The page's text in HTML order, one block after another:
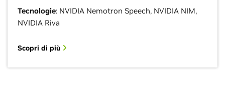
Tecnologie: NVIDIA Nemotron Speech, NVIDIA NIM,
NVIDIA Riva
Scopri di più